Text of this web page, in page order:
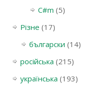
С#m (5)
Різне (17)
български (14)
російська (215)
українська (193)